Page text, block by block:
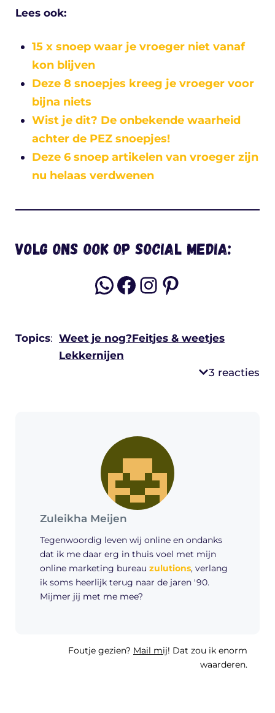
Lees ook:
15 x snoep waar je vroeger niet vanaf
kon blijven
Deze 8 snoepjes kreeg je vroeger voor
bijna niets
Wist je dit? De onbekende waarheid
achter de PEZ snoepjes!
Deze 6 snoep artikelen van vroeger zijn
nu helaas verdwenen
Volg ons ook op social media:
WhatsApp
Facebook
Instagram
Pinterest
Topics: Weet je nog?Feitjes & weetjes
Lekkernijen
3 reacties
Zuleikha Meijen
Tegenwoordig leven wij online en ondanks
dat ik me daar erg in thuis voel met mijn
online marketing bureau zulutions, verlang
ik soms heerlijk terug naar de jaren '90.
Mijmer jij met me mee?
Foutje gezien? Mail mij! Dat zou ik enorm
waarderen.